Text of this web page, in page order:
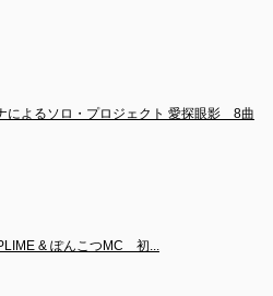
によるソロ・プロジェクト 愛探眼影　8曲
& ぽんこつMC　初...